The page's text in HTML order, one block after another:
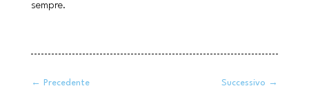
sempre.
← Precedente Successivo →